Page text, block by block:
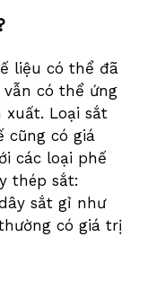
liệu có thể đã
có thể ứng
Loại sắt
cũng có giá
các loại phế
thép sắt:
sắt gỉ như
có giá trị